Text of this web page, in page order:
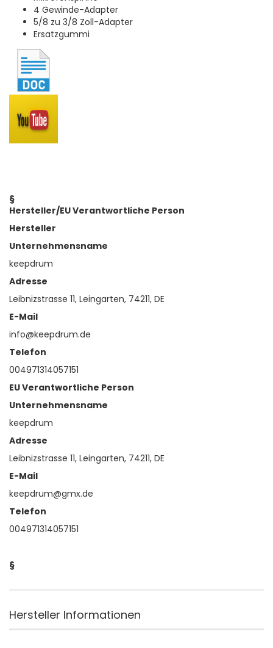
4 Gewinde-Adapter
5/8 zu 3/8 Zoll-Adapter
Ersatzgummi
§
Hersteller/EU Verantwortliche Person
Hersteller
Unternehmensname
keepdrum
Adresse
Leibnizstrasse 11, Leingarten, 74211, DE
E-Mail
info@keepdrum.de
Telefon
004971314057151
EU Verantwortliche Person
Unternehmensname
keepdrum
Adresse
Leibnizstrasse 11, Leingarten, 74211, DE
E-Mail
keepdrum@gmx.de
Telefon
004971314057151
§
Hersteller Informationen